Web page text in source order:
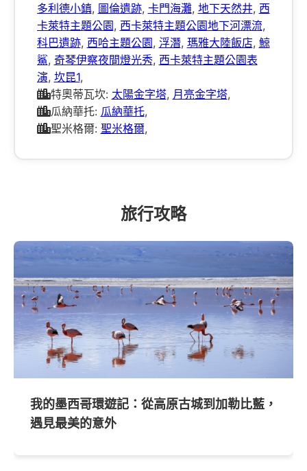
多利德小鎮, 圖倫遺跡, 卡門海灘, 地下天然井, 西
卡萊特主題公園, 西卡萊特主題公園地下河漂流,
科巴遺跡, 西哈主題公園, 浮潛, 瑪雅大陸飯店, 鯨
鯊, 奇琴伊察夜間燈光秀, 西卡萊特主題公園表
演, 坎昆1,
特奧蒂瓦坎: 太陽金字塔, 月亮金字塔,
瓜納華托: 瓜納華托,
聖米格爾: 聖米格爾,
旅行攻略
我的墨西哥環遊記：從高原古城到加勒比藍，
遇見最美的意外